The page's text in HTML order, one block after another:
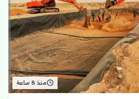
منذ 8 ساعة